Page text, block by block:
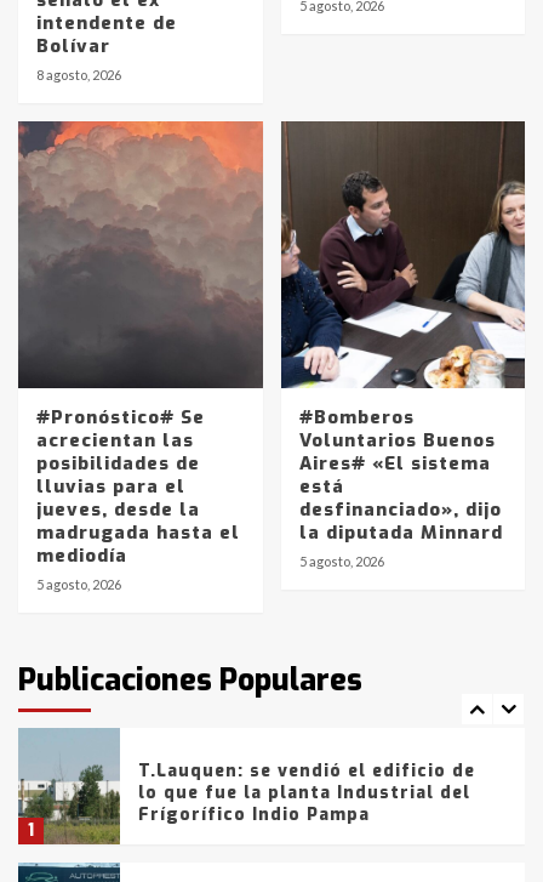
intendente de
Bolívar
8 agosto, 2026
5 agosto, 2026
#Pronóstico# Se
acrecientan las
posibilidades de
lluvias para el
jueves, desde la
madrugada hasta el
mediodía
5 agosto, 2026
#Bomberos
Voluntarios Buenos
Aires# «El sistema
está
desfinanciado», dijo
la diputada Minnard
5 agosto, 2026
Publicaciones Populares
3
protagonistas del fatal accidente
en la mañana del lunes
Accidente en Ruta 5: falleció un
joven de Trenque Lauquen
5
Los precios de los combustibles en
La Pampa, desde YPF hasta Axion
entre 857 a 1338 pesos
6
La Bolsa de Cereales de Bahía
Blanca anticipa que Agosto vendrá
con lluvias y heladas, en gran parte
fueron detenidos por
comercialización de drogas en la
tarde del sábado
1
T.Lauquen: se vendió el edificio de
lo que fue la planta Industrial del
Frígorífico Indio Pampa